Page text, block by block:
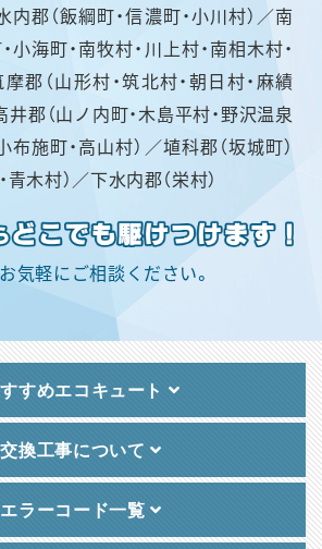
内郡（飯綱町・信濃町・小川村）／南
・小海町・南牧村・川上村・南相木村・
郡（山形村・筑北村・朝日村・麻績
井郡（山ノ内町・木島平村・野沢温泉
布施町・高山村）／埴科郡（坂城町）
青木村）／下水内郡（栄村）
気軽にご相談ください。